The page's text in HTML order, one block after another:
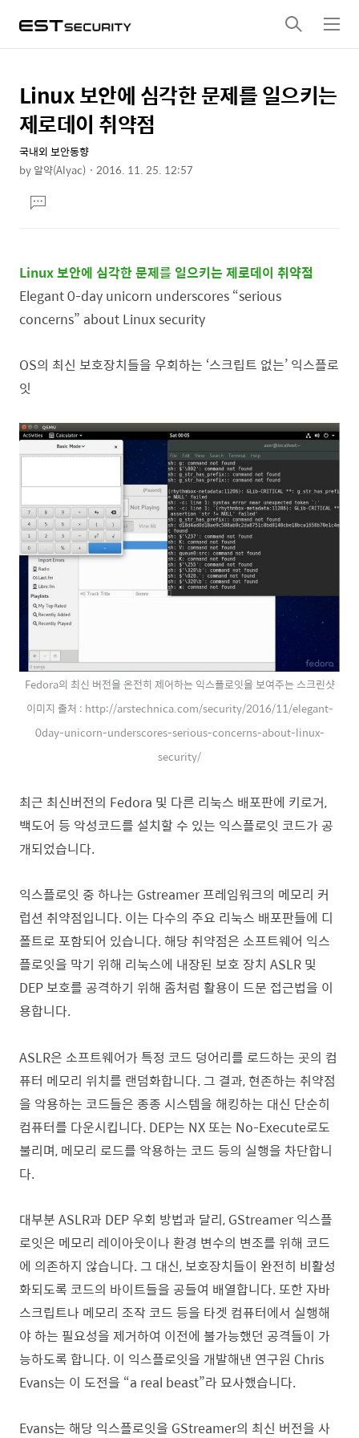
검
색
메
뉴
상
세
컨
텐
본
문
제
목
Linux 보안에 심각한 문제를 일으키는
제로데이 취약점
국내외 보안동향
by알약(Alyac) 2016. 11. 25. 12:57
문댓
글
Linux 보안에 심각한 문제를 일으키는 제로데이 취약점
Elegant 0-day unicorn underscores “serious
concerns” about Linux security
OS의 최신 보호장치들을 우회하는 ‘스크립트 없는’ 익스플로
잇
Fedora의 최신 버전을 온전히 제어하는 익스플로잇을 보여주는 스크린샷
이미지 출처 : http://arstechnica.com/security/2016/11/elegant-
0day-unicorn-underscores-serious-concerns-about-linux-
security/
최근 최신버전의 Fedora 및 다른 리눅스 배포판에 키로거,
백도어 등 악성코드를 설치할 수 있는 익스플로잇 코드가 공
개되었습니다.
익스플로잇 중 하나는 Gstreamer 프레임워크의 메모리 커
럽션 취약점입니다. 이는 다수의 주요 리눅스 배포판들에 디
폴트로 포함되어 있습니다. 해당 취약점은 소프트웨어 익스
플로잇을 막기 위해 리눅스에 내장된 보호 장치 ASLR 및
DEP 보호를 공격하기 위해 좀처럼 활용이 드문 접근법을 이
용합니다.
ASLR은 소프트웨어가 특정 코드 덩어리를 로드하는 곳의 컴
퓨터 메모리 위치를 랜덤화합니다. 그 결과, 현존하는 취약점
을 악용하는 코드들은 종종 시스템을 해킹하는 대신 단순히
컴퓨터를 다운시킵니다. DEP는 NX 또는 No-Execute로도
불리며, 메모리 로드를 악용하는 코드 등의 실행을 차단합니
다.
대부분 ASLR과 DEP 우회 방법과 달리, GStreamer 익스플
로잇은 메모리 레이아웃이나 환경 변수의 변조를 위해 코드
에 의존하지 않습니다. 그 대신, 보호장치들이 완전히 비활성
화되도록 코드의 바이트들을 공들여 배열합니다. 또한 자바
스크립트나 메모리 조작 코드 등을 타겟 컴퓨터에서 실행해
야 하는 필요성을 제거하여 이전에 불가능했던 공격들이 가
능하도록 합니다. 이 익스플로잇을 개발해낸 연구원 Chris
Evans는 이 도전을 “a real beast”라 묘사했습니다.
Evans는 해당 익스플로잇을 GStreamer의 최신 버전을 사